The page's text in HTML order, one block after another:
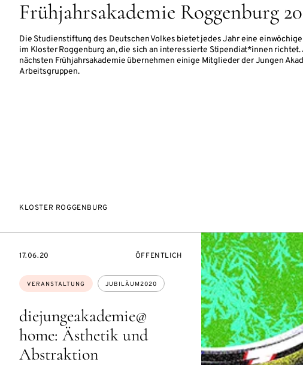
Frühjahrsakademie Roggenburg
Die Studienstiftung des Deutschen Volkes bietet jedes Jahr eine
im Kloster Roggenburg an, die sich an interessierte Stipendiat*innen richtet.
nächsten Frühjahrsakademie übernehmen einige Mitglieder der Jungen
Arbeitsgruppen.
KLOSTER ROGGENBURG
diejungeakademie@
home: Ästhetik und
Abstraktion
Themen:
VERANSTALTUNG JUBILÄUM2020
EVENTBEGINSON
17.06.20 VERANSTALTUNGSZUGANG:
ÖFFENTLICH